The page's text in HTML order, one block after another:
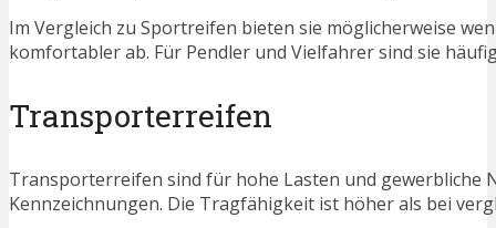
Im Vergleich zu Sportreifen bieten sie möglicherweise
komfortabler ab. Für Pendler und Vielfahrer sind sie
Transporterreifen
Transporterreifen sind für hohe Lasten und gewerbliche
Kennzeichnungen. Die Tragfähigkeit ist höher als bei